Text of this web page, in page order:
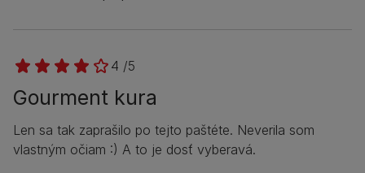
4 /5
Gourment kura
Len sa tak zaprašilo po tejto paštéte. Neverila som
vlastným očiam :) A to je dosť vyberavá.